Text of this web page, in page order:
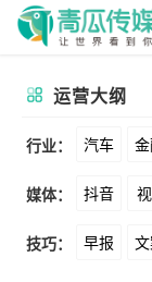
运营大纲
行业： 汽车
动漫
酒旅
媒体： 抖音
公众号
技巧： 早报